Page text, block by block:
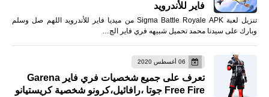
فاير للأندرويد
تنزيل لعبة Sigma Battle Royale APK من ميديا فاير للأندرويد اللهم صل وسلم
وبارك على سيدنا محمد تحميل شبيهه فري فاير الج…
06 أغسطس 2020
تعرف على جميع شخصيات فري فاير Garena
Free Fire جوتا ،رافائيل،كرونو شخصية كريستيانو